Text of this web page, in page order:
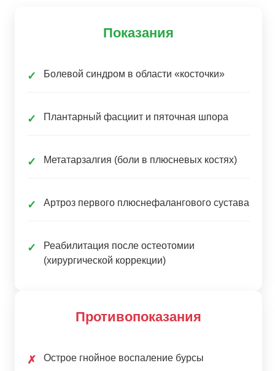
Показания
✓ Болевой синдром в области «косточки»
✓ Плантарный фасциит и пяточная шпора
✓ Метатарзалгия (боли в плюсневых костях)
✓ Артроз первого плюснефалангового сустава
✓
Реабилитация после остеотомии
(хирургической коррекции)
Противопоказания
✗ Острое гнойное воспаление бурсы